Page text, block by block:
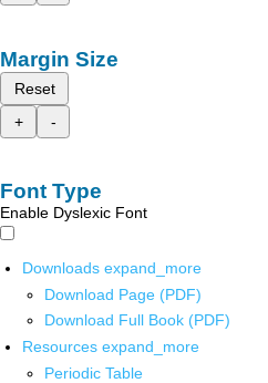
Margin Size
Reset
+
-
Font Type
Enable Dyslexic Font
Downloads expand_more
Download Page (PDF)
Download Full Book (PDF)
Resources expand_more
Periodic Table